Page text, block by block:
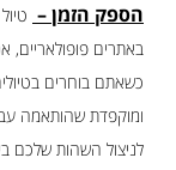
הספק הזמן –
באתרים פופולאריים,
כשאתם בוחרים
ומוקפדת שהותאמה
לניצול השהות שלכם